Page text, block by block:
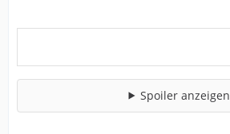
Spoiler anzeigen